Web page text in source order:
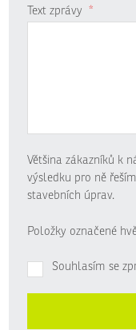
Text zprávy *
Většina zákazníků k
výsledku pro ně
stavebních úprav.
Položky označené
Souhlasím se